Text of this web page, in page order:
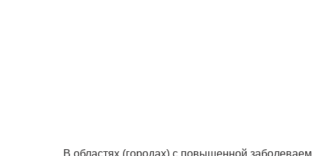
В областях (городах) с повышенной